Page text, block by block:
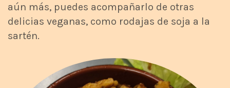
aún más, puedes acompañarlo de otras
delicias veganas, como rodajas de soja a la
sartén.